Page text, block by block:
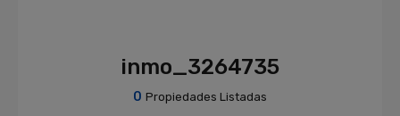
inmo_3264735
0 Propiedades Listadas